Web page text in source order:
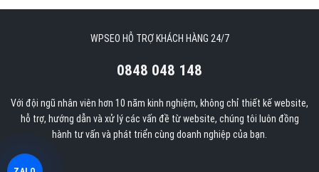
WPSEO HỖ TRỢ KHÁCH HÀNG 24/7
0848 048 148
Với đội ngũ nhân viên hơn 10 năm kinh nghiệm, không chỉ thiết kế website,
hỗ trợ, hướng dẫn và xử lý các vấn đề từ website, chúng tôi luôn đồng
hành tư vấn và phát triển cùng doanh nghiệp của bạn.